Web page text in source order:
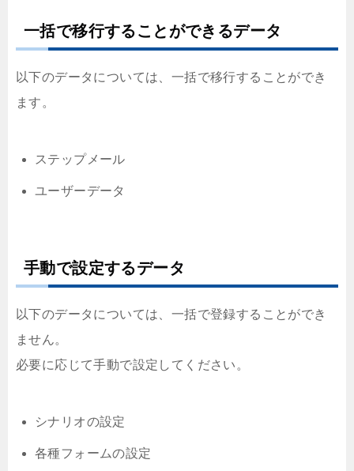
一括で移行することができるデータ
以下のデータについては、一括で移行することができ
ます。
ステップメール
ユーザーデータ
手動で設定するデータ
以下のデータについては、一括で登録することができ
ません。
必要に応じて手動で設定してください。
シナリオの設定
各種フォームの設定